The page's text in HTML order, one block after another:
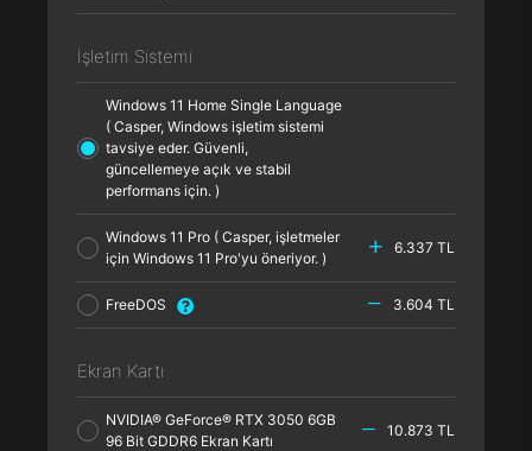
İşletim Sistemi
Windows 11 Home Single Language
( Casper, Windows işletim sistemi
tavsiye eder. Güvenli,
güncellemeye açık ve stabil
performans için. )
Windows 11 Pro ( Casper, işletmeler
için Windows 11 Pro'yu öneriyor. )
6.337 TL
FreeDOS 3.604 TL
Ekran Kartı
NVIDIA® GeForce® RTX 3050 6GB
96 Bit GDDR6 Ekran Kartı
10.873 TL